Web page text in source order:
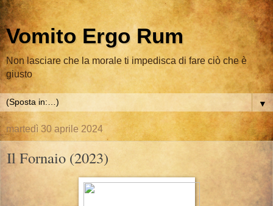
Vomito Ergo Rum
Non lasciare che la morale ti impedisca di fare ciò che è
giusto
▼
martedì 30 aprile 2024
Il Fornaio (2023)